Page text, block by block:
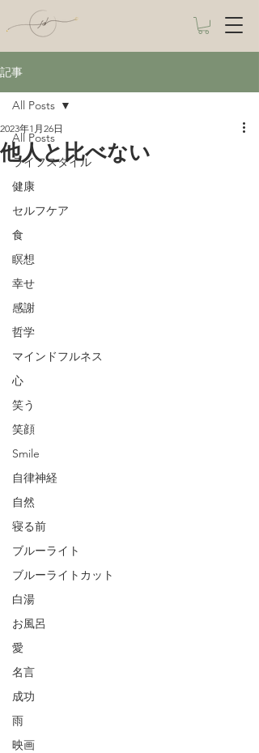
記事
All Posts
ライフスタイル
健康
セルフケア
食
瞑想
幸せ
感謝
哲学
マインドフルネス
心
笑う
笑顔
Smile
自律神経
自然
寝る前
ブルーライト
ブルーライトカット
白湯
お風呂
愛
名言
成功
雨
映画
All Posts
他人と比べない
2023年1月26日